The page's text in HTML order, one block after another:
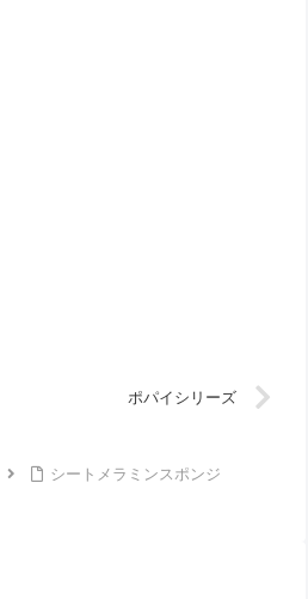
ポパイシリーズ
シートメラミンスポンジ